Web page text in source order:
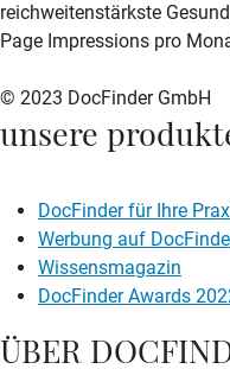
reichweitenstärkste
Page Impressions pro
© 2023 DocFinder GmbH
unsere
DocFinder für Ihre
Werbung auf
Wissensmagazin
DocFinder Awards
ÜBER